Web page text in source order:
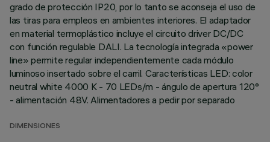
grado de protección IP20, por lo tanto se aconseja el uso de
las tiras para empleos en ambientes interiores. El adaptador
en material termoplástico incluye el circuito driver DC/DC
con función regulable DALI. La tecnología integrada «power
line» permite regular independientemente cada módulo
luminoso insertado sobre el carril. Características LED: color
neutral white 4000 K - 70 LEDs/m - ángulo de apertura 120°
- alimentación 48V. Alimentadores a pedir por separado
DIMENSIONES